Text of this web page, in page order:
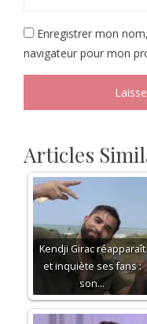
Enregistrer mon
navigateur pour mon
Articles
Kendji Girac réapparaît
et inquiète ses fans :
son…